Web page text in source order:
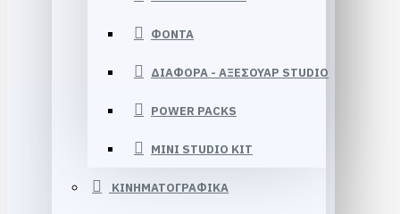
ΦΟΝΤΑ
ΔΙΑΦΟΡΑ - ΑΞΕΣΟΥΑΡ STUDIO
POWER PACKS
MINI STUDIO KIT
ΚΙΝΗΜΑΤΟΓΡΑΦΙΚΑ